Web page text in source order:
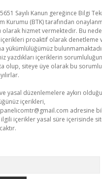
Sayılı Kanun gereğince Bilgi
Kurumu (BTK) tarafından
olarak hizmet vermektedir. Bu
proaktif olarak denetleme
yükümlülüğümüz
yazdıkları içeriklerin
olup, siteye üye olarak bu
yasal düzenlemelere aykırı
içerikleri,
adresine
içerikler yasal süre içerisinde